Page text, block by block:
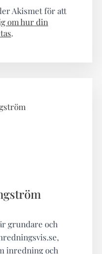
Akismet för att
om hur din
.
grundare och
inredning och